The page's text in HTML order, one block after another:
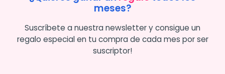
meses?
Suscríbete a nuestra newsletter y consigue un
regalo especial en tu compra de cada mes por ser
suscriptor!